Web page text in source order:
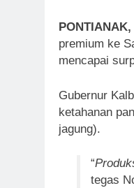
premium ke
mencapai
Gubernur
ketahanan
jagung).
“
tegas